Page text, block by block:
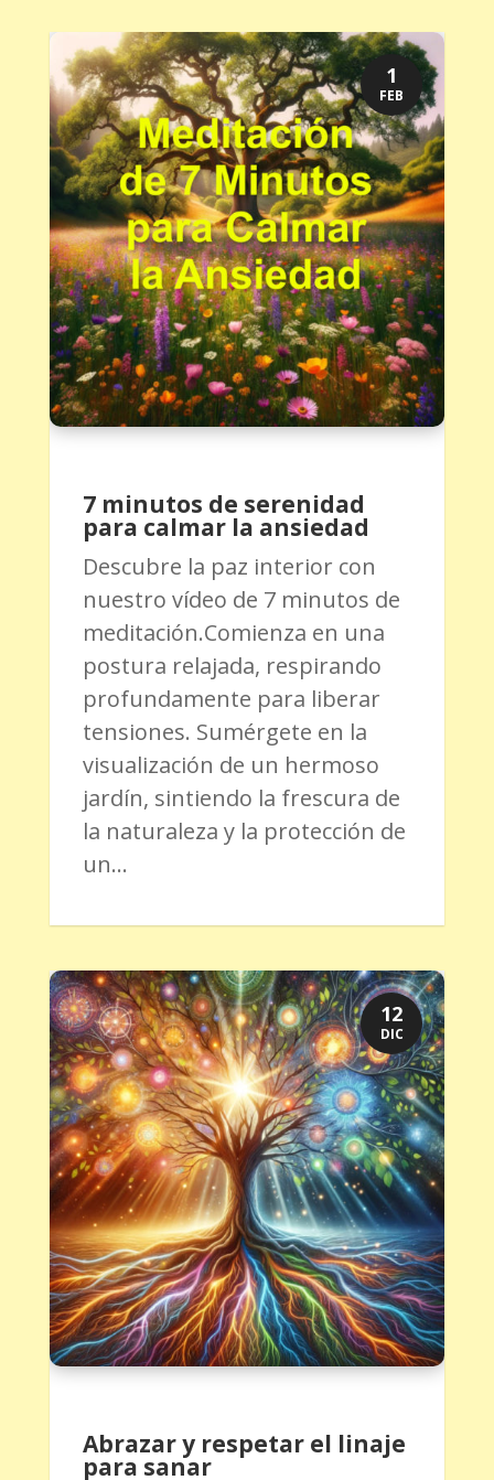
7 minutos de serenidad
para calmar la ansiedad
Descubre la paz interior con
nuestro vídeo de 7 minutos de
meditación.Comienza en una
postura relajada, respirando
profundamente para liberar
tensiones. Sumérgete en la
visualización de un hermoso
jardín, sintiendo la frescura de
la naturaleza y la protección de
un...
1
FEB
Abrazar y respetar el linaje
para sanar
12
DIC